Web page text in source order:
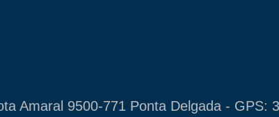
Amaral 9500-771 Ponta Delgada - GPS: